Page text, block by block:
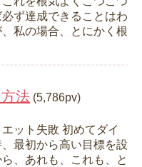
ず達成できることはわ
私の場合、とにかく根
法 (5,786pv)
ット失敗 初めてダイ
最初から高い目標を設
、あれも、これも、と